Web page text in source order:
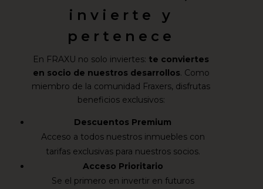
invierte y
pertenece
En FRAXU no solo inviertes: te conviertes
en socio de nuestros desarrollos. Como
miembro de la comunidad Fraxers, disfrutas
beneficios exclusivos:
Descuentos Premium
Acceso a todos nuestros inmuebles con
tarifas exclusivas para nuestros socios.
Acceso Prioritario
Se el primero en invertir en futuros